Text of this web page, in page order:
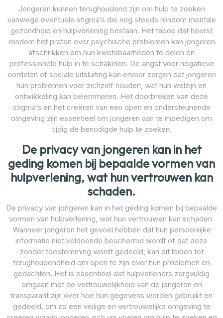
Jongeren kunnen terughoudend zijn om hulp te zoeken
vanwege eventuele stigma’s die nog steeds rondom mentale
gezondheid en hulpverlening bestaan. Het taboe dat heerst
rondom het praten over psychische problemen kan jongeren
afschrikken om hun kwetsbaarheden te delen en
professionele hulp in te schakelen. De angst voor negatieve
oordelen of sociale uitsluiting kan ervoor zorgen dat jongeren
hun problemen voor zichzelf houden, wat hun welzijn en
ontwikkeling kan belemmeren. Het doorbreken van deze
stigma’s en het creëren van een open en ondersteunende
omgeving zijn essentieel om jongeren aan te moedigen om
tijdig de benodigde hulp te zoeken.
De privacy van jongeren kan in het
geding komen bij bepaalde vormen van
hulpverlening, wat hun vertrouwen kan
schaden.
De privacy van jongeren kan in het geding komen bij bepaalde
vormen van hulpverlening, wat hun vertrouwen kan schaden.
Wanneer jongeren het gevoel hebben dat hun persoonlijke
informatie niet voldoende beschermd wordt of dat deze
zonder toestemming wordt gedeeld, kan dit leiden tot
terughoudendheid om open te zijn over hun problemen en
gedachten. Het is essentieel dat hulpverleners zorgvuldig
omgaan met de vertrouwelijkheid van de jongeren en
transparant zijn over hoe hun gegevens worden gebruikt en
gedeeld, om zo een veilige en vertrouwelijke omgeving te